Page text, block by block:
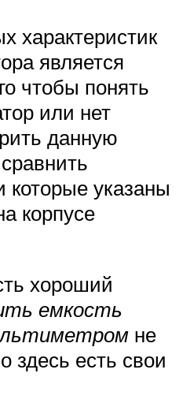
характеристик
является
чтобы понять
или нет
данную
которые указаны
корпусе
хороший
емкость
не
здесь есть свои